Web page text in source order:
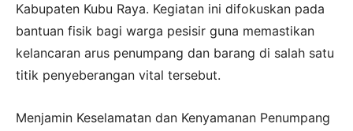
Kabupaten Kubu Raya. Kegiatan ini difokuskan pada
bantuan fisik bagi warga pesisir guna memastikan
kelancaran arus penumpang dan barang di salah satu
titik penyeberangan vital tersebut.
Menjamin Keselamatan dan Kenyamanan Penumpang